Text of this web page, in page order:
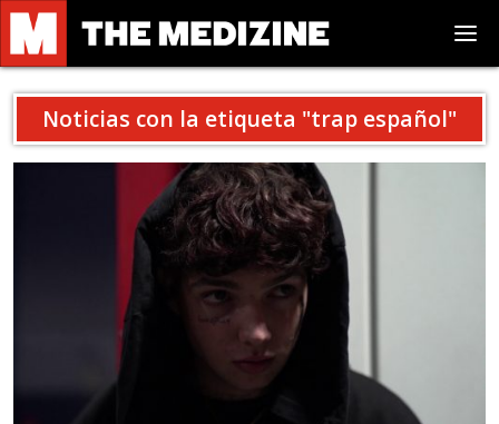
Noticias con la etiqueta "trap español"